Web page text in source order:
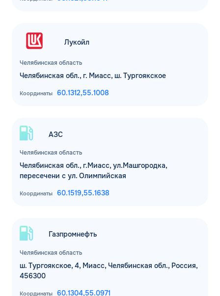
Челябинская область
Лукойл
Челябинская обл., г. Миасс, ш. Тургоякское
Координаты 60.1312,55.1008
Челябинская область
АЗС
Челябинская обл., г.Миасс, ул.Машгородка,
пересечени с ул. Олимпийская
Координаты 60.1519,55.1638
Челябинская область
Газпромнефть
ш. Тургоякское, 4, Миасс, Челябинская обл., Россия,
456300
Координаты 60.1304,55.0971
ЗАКАЗАТЬ
ОБРАТНЫЙ ЗВОНОК
Телефон*
Спасибо! Ваша заявка принята.
Мы свяжемся с Вами в ближайшее
ОК